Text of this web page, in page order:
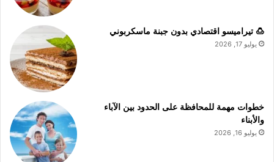
🍮 تيراميسو اقتصادي بدون جبنة ماسكربوني
يوليو 17, 2026
خطوات مهمة للمحافظة على الحدود بين الآباء
والأبناء
يوليو 16, 2026